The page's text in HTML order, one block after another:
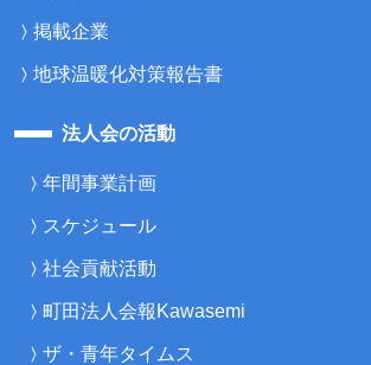
掲載企業
地球温暖化対策報告書
法人会の活動
年間事業計画
スケジュール
社会貢献活動
町田法人会報Kawasemi
ザ・青年タイムス